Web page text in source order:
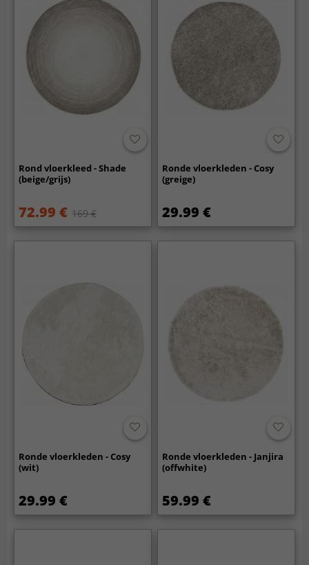
Rond vloerkleed - Shade
(beige/grijs)
72.99 € 169 €
Ronde vloerkleden - Cosy
(greige)
29.99 €
Ronde vloerkleden - Cosy
(wit)
29.99 €
Ronde vloerkleden - Janjira
(offwhite)
59.99 €